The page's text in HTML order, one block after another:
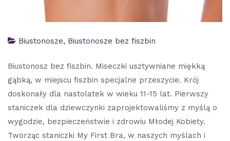
Biustonosze, Biustonosze bez fiszbin
Biustonosz bez fiszbin. Miseczki usztywniane miękką
gąbką, w miejscu fiszbin specjalne przeszycie. Krój
doskonały dla nastolatek w wieku 11-15 lat. Pierwszy
staniczek dla dziewczynki zaprojektowaliśmy z myślą o
wygodzie, bezpieczeństwie i zdrowiu Młodej Kobiety.
Tworząc staniczki My First Bra, w naszych myślach i